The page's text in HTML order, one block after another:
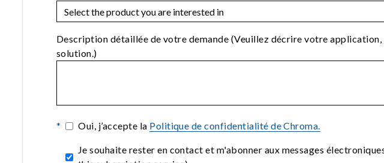
Description détaillée de votre demande (Veuillez décrire votre
solution.)
* Oui, j’accepte la Politique de confidentialité de Chroma.
Je souhaite rester en contact et m'abonner aux messages